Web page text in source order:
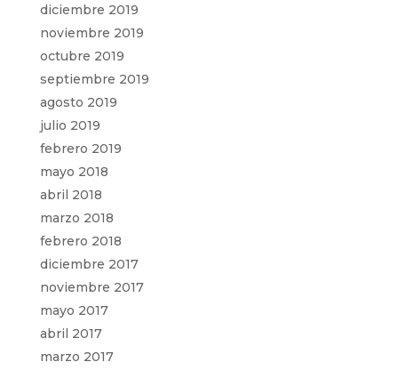
diciembre 2019
noviembre 2019
octubre 2019
septiembre 2019
agosto 2019
julio 2019
febrero 2019
mayo 2018
abril 2018
marzo 2018
febrero 2018
diciembre 2017
noviembre 2017
mayo 2017
abril 2017
marzo 2017